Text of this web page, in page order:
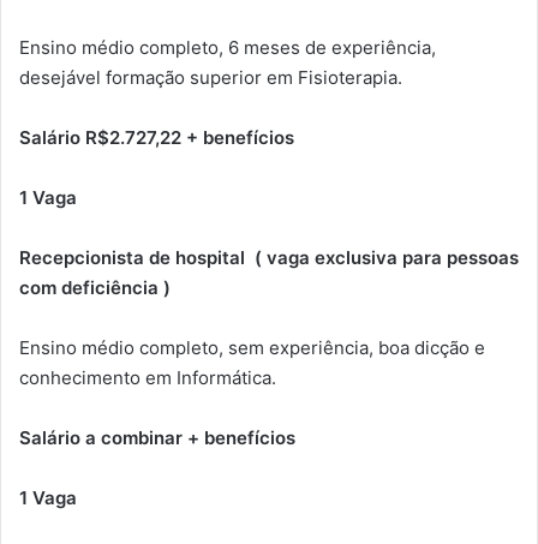
Ensino médio completo, 6 meses de experiência,
desejável formação superior em Fisioterapia.
Salário R$2.727,22 + benefícios
1 Vaga
Recepcionista de hospital ( vaga exclusiva para pessoas
com deficiência )
Ensino médio completo, sem experiência, boa dicção e
conhecimento em Informática.
Salário a combinar + benefícios
1 Vaga